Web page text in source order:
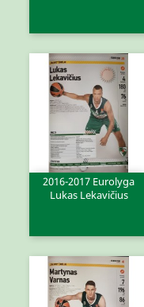
2016-2017 Eurolyga
Lukas Lekavičius